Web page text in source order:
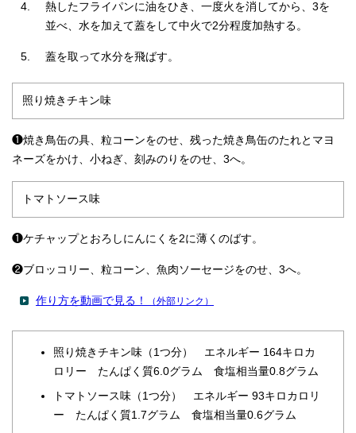
熱したフライパンに油をひき、一度火を消してから、3を
並べ、水を加えて蓋をして中火で2分程度加熱する。
蓋を取って水分を飛ばす。
照り焼きチキン味
❶焼き鳥缶の具、粒コーンをのせ、残った焼き鳥缶のたれとマヨ
ネーズをかけ、小ねぎ、刻みのりをのせ、3へ。
トマトソース味
❶ケチャップとおろしにんにくを2に薄くのばす。
❷ブロッコリー、粒コーン、魚肉ソーセージをのせ、3へ。
作り方を動画で見る！ （外部リンク）
照り焼きチキン味（1つ分） エネルギー 164キロカ
ロリー たんぱく質6.0グラム 食塩相当量0.8グラム
トマトソース味（1つ分） エネルギー 93キロカロリ
ー たんぱく質1.7グラム 食塩相当量0.6グラム